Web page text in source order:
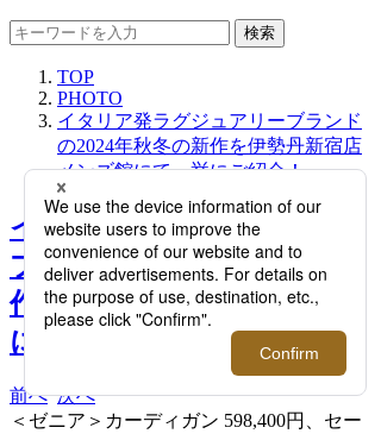
検索
TOP
PHOTO
イタリア発ラグジュアリーブランド
の2024年秋冬の新作を伊勢丹新宿店
メンズ館にて一挙にご紹介！
イタリア発ラグジュアリー
ブランドの2024年秋冬の新
作を伊勢丹新宿店メンズ館
にて一挙にご紹介！ >>
前へ 次へ
＜ゼニア＞カーディガン 598,400円、セー